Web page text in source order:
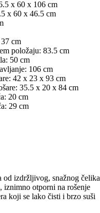
x 60 x 106 cm
x 60 x 46.5 cm
cm
položaju: 83.5 cm
50 cm
106 cm
42 x 23 x 93 cm
35.5 x 20 x 84 cm
20 cm
29 cm
od izdržljivog, snažnog čelika
iznimno otporni na rošenje
koji se lako čisti i brzo suši